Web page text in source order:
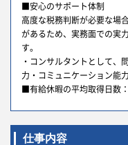
■安心のサポート体制
高度な税務判断が必要な場
があるため、実務面での実
す。
・コンサルタントとして、
力・コミュニケーション能
■有給休暇の平均取得日数
仕事内容